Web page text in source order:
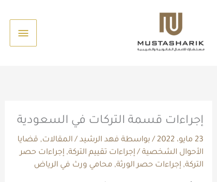
إجراءات قسمة التركات في السعودية
23 مايو، 2022 / بواسطة فهد الرشيد / المقالات, قضايا
الأحوال الشخصية/ إجراءات تقييم التركة, إجراءات حصر
التركة, إجراءات حصر الورثة, محامي ورث في الرياض